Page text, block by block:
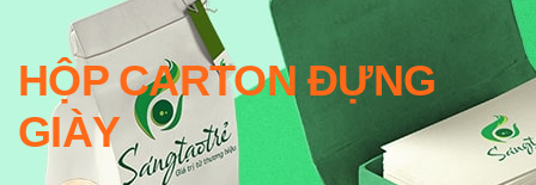
HỘP CARTON ĐỰNG
GIÀY